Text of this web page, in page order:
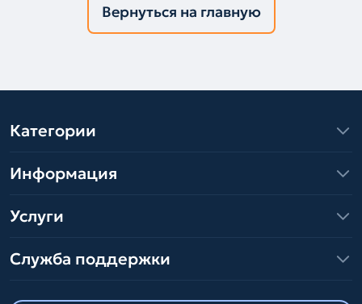
Вернуться на главную
Категории
Информация
Услуги
Служба поддержки